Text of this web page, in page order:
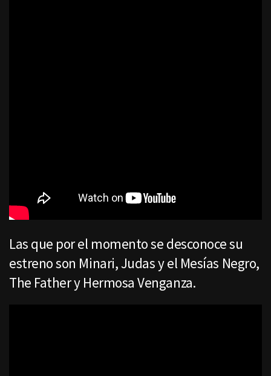
Las que por el momento se desconoce su
estreno son Minari, Judas y el Mesías Negro,
The Father y Hermosa Venganza.